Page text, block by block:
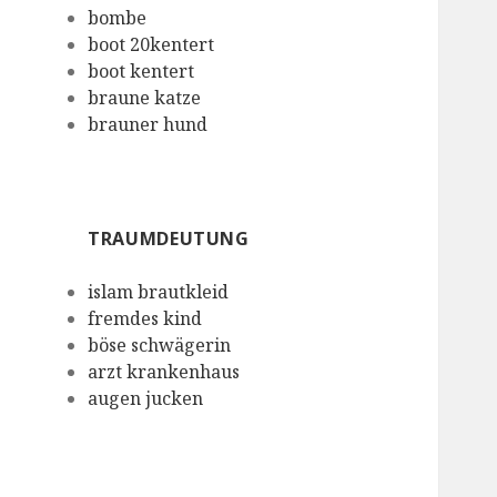
bombe
boot 20kentert
boot kentert
braune katze
brauner hund
TRAUMDEUTUNG
islam brautkleid
fremdes kind
böse schwägerin
arzt krankenhaus
augen jucken